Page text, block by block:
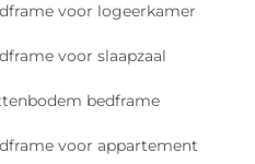
voor logeerkamer
voor slaapzaal
bedframe
voor appartement